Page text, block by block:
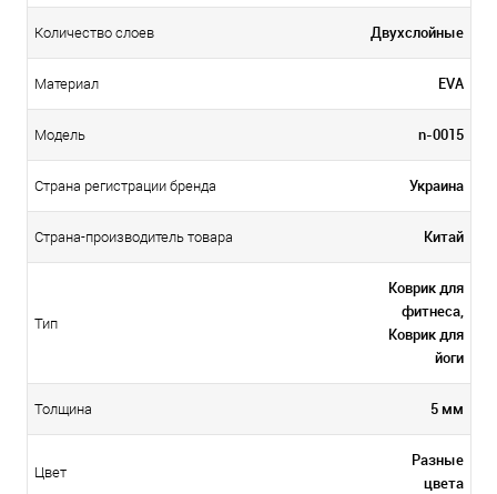
Количество слоев Двухслойные
Материал EVA
Модель n-0015
Страна регистрации бренда Украина
Страна-производитель товара Китай
Тип
Коврик для
фитнеса,
Коврик для
йоги
Толщина 5 мм
Цвет
Разные
цвета